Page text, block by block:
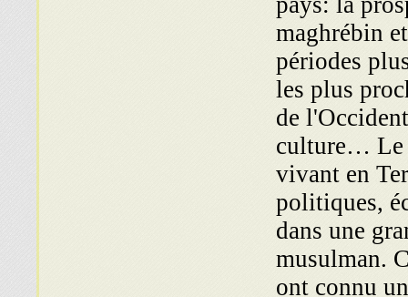
maghrébin
périodes
les plus
de
culture… Le
vivant en
politiques,
dans une
musulman.
ont connu